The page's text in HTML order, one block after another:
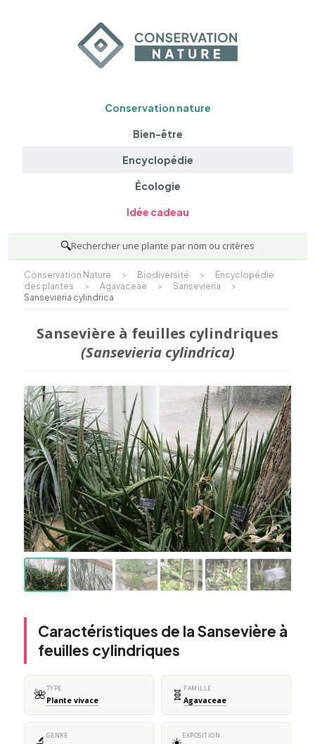
Conservation nature
Bien-être
Encyclopédie
Écologie
Idée cadeau
🔍Rechercher une plante par nom ou critères
Conservation Nature > Biodiversité >
Encyclopédie
des plantes
> Agavaceae > Sansevieria
>
Sansevieria cylindrica
Sansevière à feuilles cylindriques
(Sansevieria cylindrica)
Caractéristiques de la Sansevière à
feuilles cylindriques
🌺TYPE
Plante vivace 🧬 FAMILLE
Agavaceae
GENRE EXPOSITION